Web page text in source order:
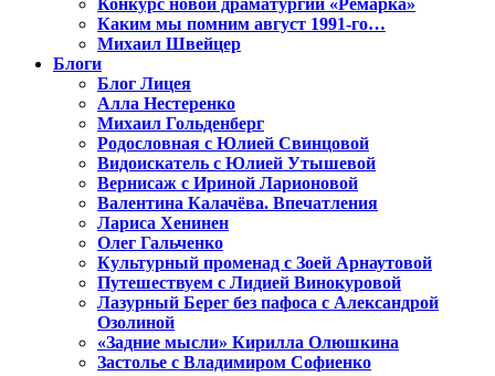
Конкурс новой драматургии «Ремарка»
Каким мы помним август 1991-го…
Михаил Швейцер
Блоги
Блог Лицея
Алла Нестеренко
Михаил Гольденберг
Родословная с Юлией Свинцовой
Видоискатель с Юлией Утышевой
Вернисаж с Ириной Ларионовой
Валентина Калачёва. Впечатления
Лариса Хенинен
Олег Гальченко
Культурный променад с Зоей Арнаутовой
Путешествуем с Лидией Винокуровой
Лазурный Берег без пафоса с Александрой
Озолиной
«Задние мысли» Кирилла Олюшкина
Застолье с Владимиром Софиенко